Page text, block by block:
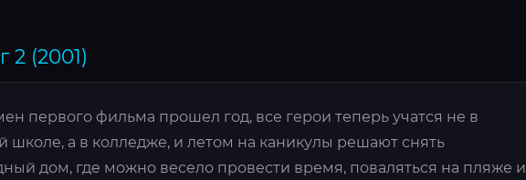
(2001)
первого фильма прошел год, все герои теперь учатся не в
школе, а в колледже, и летом на каникулы решают снять
дом, где можно весело провести время, поваляться на пляже и